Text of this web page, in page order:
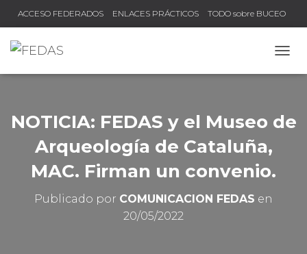
ACCESO FEDERADOS ENLACES PRÁCTICOS TODO sobre BUCEO
A
I
A
NOTICIA: FEDAS y el Museo de
Arqueología de Cataluña,
MAC. Firman un convenio.
Publicado por COMUNICACION FEDAS en
20/05/2022